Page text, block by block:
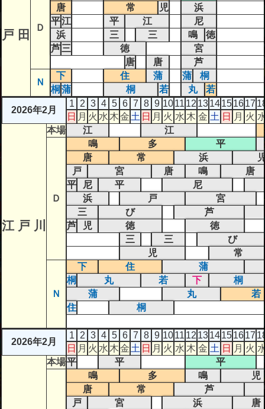
戸 田
Ｄ
唐
常 児
浜
平江 平 江
尼
浜
三 三 鳴
徳
芦三 徳
宮
唐
唐
芦
Ｎ
下 住 蒲 蒲
桐
桐 蒲 桐 若 丸
若
2026年2月
1 2 3 4 5 6 7 8 9 1011 12 1314151617
日 月 火 水 木金 土 日 月 火 水 木 金 土 日 月 火
江 戸 川
本場 江 江
Ｄ
鳴 多
平
唐
常 浜
戸
宮 唐 鳴
唐
平
尼 平
尼
浜
戸
宮
三
び
芦
芦
児 徳
徳
三
三
び
児
常
Ｎ
下 住
蒲
桐
丸 若 下
桐
蒲
丸
若
住
桐
2026年2月
1 2 3 4 5 6 7 8 9 1011 12 1314151617
日 月 火 水 木金 土 日 月 火 水 木 金 土 日 月 火
本場平 平 平
鳴 多 鳴
児
唐
常
芦
戸
宮 浜
唐